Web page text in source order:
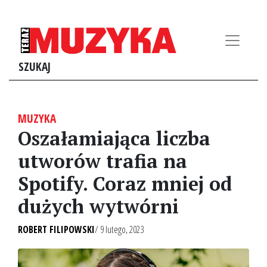
SZUKAJ
MUZYKA
Oszałamiająca liczba
utworów trafia na
Spotify. Coraz mniej od
dużych wytwórni
ROBERT FILIPOWSKI/ 9 lutego, 2023